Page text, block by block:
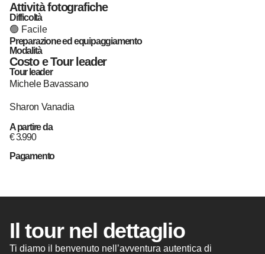
Attività fotografiche
Difficoltà
🟢 Facile
Preparazione ed equipaggiamento
Modalità
Costo e Tour leader
Tour leader
Michele Bavassano
Sharon Vanadia
A partire da
€3.990
Pagamento
Il tour nel dettaglio
Ti diamo il benvenuto nell’avventura autentica di